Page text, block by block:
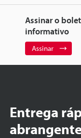
Assinar o
informativo
Assinar
Entrega